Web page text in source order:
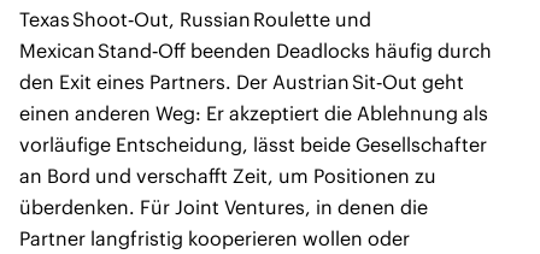
Texas Shoot‑Out, Russian Roulette und
Mexican Stand‑Off beenden Deadlocks häufig durch
den Exit eines Partners. Der Austrian Sit‑Out geht
einen anderen Weg: Er akzeptiert die Ablehnung als
vorläufige Entscheidung, lässt beide Gesellschafter
an Bord und verschafft Zeit, um Positionen zu
überdenken. Für Joint Ventures, in denen die
Partner langfristig kooperieren wollen oder